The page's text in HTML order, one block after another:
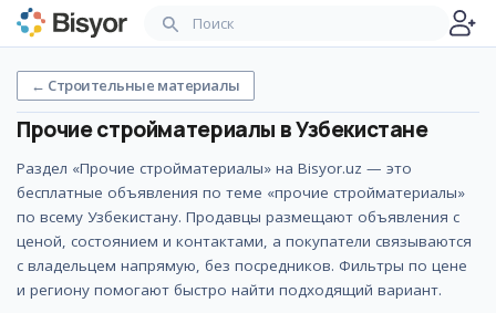
← Строительные материалы
Прочие стройматериалы в Узбекистане
Раздел «Прочие стройматериалы» на Bisyor.uz — это
бесплатные объявления по теме «прочие стройматериалы»
по всему Узбекистану. Продавцы размещают объявления с
ценой, состоянием и контактами, а покупатели связываются
с владельцем напрямую, без посредников. Фильтры по цене
и региону помогают быстро найти подходящий вариант.